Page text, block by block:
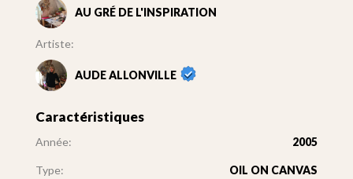
AU GRÉ DE L'INSPIRATION
Artiste:
AUDE ALLONVILLE
Caractéristiques
Année: 2005
Type: OIL ON CANVAS